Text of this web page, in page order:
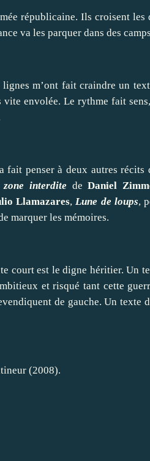
républicaine. Ils croisent
va les parquer dans des
m’ont fait craindre un
vite envolée. Le rythme fait
fait penser à deux autres récits
interdite deDaniel
Llamazares, Lune de loups,
marquer les mémoires.
court est le digne héritier. Un
et risqué tant cette
de gauche. Un texte
(2008).